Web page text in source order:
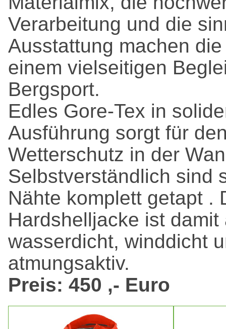
Verarbeitung und die
Ausstattung machen
einem vielseitigen
Bergsport.
Edles Gore-Tex in
Ausführung sorgt für
Wetterschutz in der
Selbstverständlich sind
Nähte komplett getapt .
Hardshelljacke ist damit
wasserdicht, winddicht
atmungsaktiv.
Preis: 450 ,- Euro